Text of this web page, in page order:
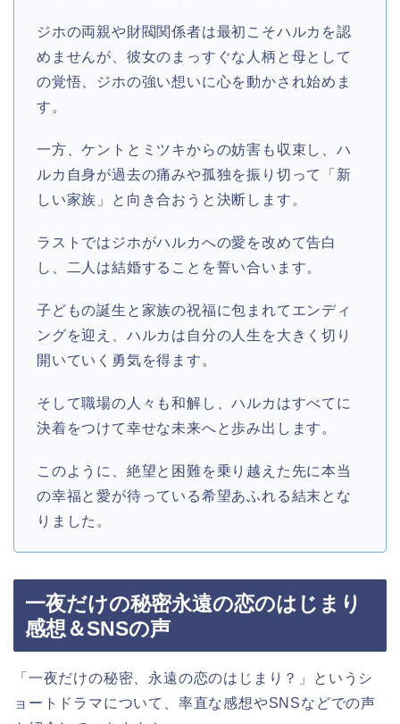
ジホの両親や財閥関係者は最初こそハルカを認
めませんが、彼女のまっすぐな人柄と母として
の覚悟、ジホの強い想いに心を動かされ始めま
す。
一方、ケントとミツキからの妨害も収束し、ハ
ルカ自身が過去の痛みや孤独を振り切って「新
しい家族」と向き合おうと決断します。
ラストではジホがハルカへの愛を改めて告白
し、二人は結婚することを誓い合います。
子どもの誕生と家族の祝福に包まれてエンディ
ングを迎え、ハルカは自分の人生を大きく切り
開いていく勇気を得ます。
そして職場の人々も和解し、ハルカはすべてに
決着をつけて幸せな未来へと歩み出します。
このように、絶望と困難を乗り越えた先に本当
の幸福と愛が待っている希望あふれる結末とな
りました。
一夜だけの秘密永遠の恋のはじまり
感想＆SNSの声
「一夜だけの秘密、永遠の恋のはじまり？」というシ
ョートドラマについて、率直な感想やSNSなどでの声